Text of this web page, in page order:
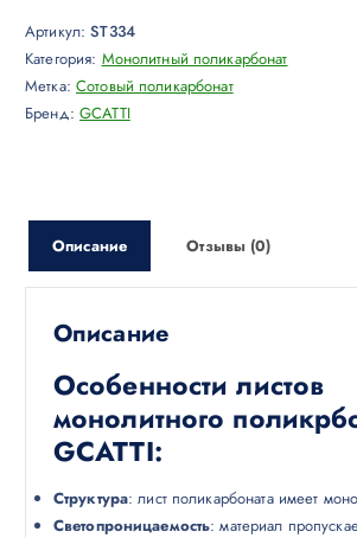
Артикул:ST334
Категория: Монолитный поликарбонат
Метка:Сотовый поликарбонат
Бренд:GCATTI
Описание Отзывы (0)
Описание
Особенности листов
монолитного
GCATTI:
Структура: лист поликарбоната имеет
Светопроницаемость: материал